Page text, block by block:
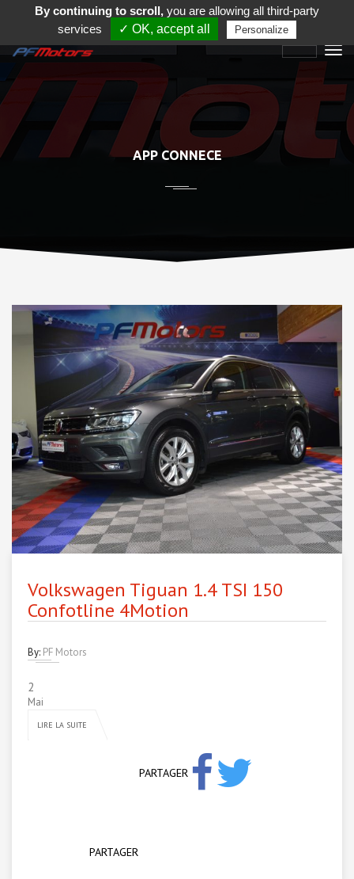
APP CONNECE
Volkswagen Tiguan 1.4 TSI 150
Confotline 4Motion
By: PF Motors
2
Mai
LIRE LA SUITE
PARTAGER
PARTAGER
By continuing to scroll,you are allowing all third-party
services
✓ OK, accept all Personalize